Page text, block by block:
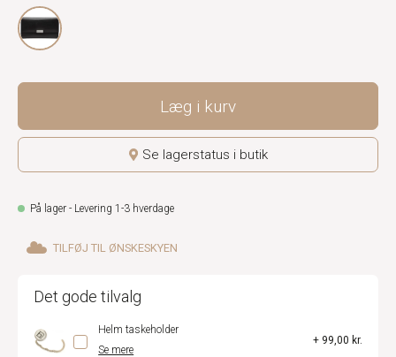
Læg i kurv
Se lagerstatus i butik
På lager - Levering 1-3 hverdage
TILFØJ TIL ØNSKESKYEN
Det gode tilvalg
Helm taskeholder
Se mere
+ 99,00 kr.